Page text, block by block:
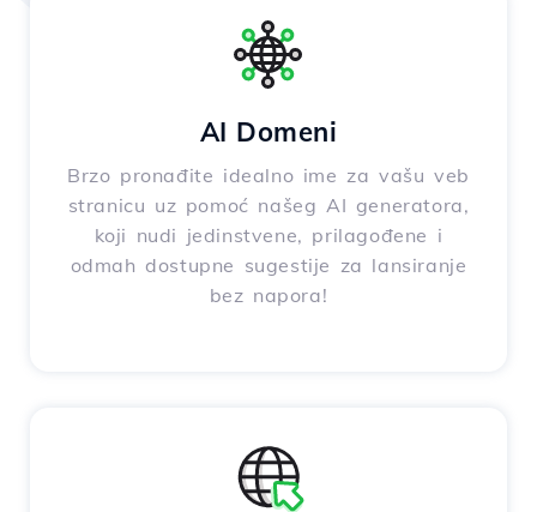
AI Domeni
Brzo pronađite idealno ime za vašu veb
stranicu uz pomoć našeg AI generatora,
koji nudi jedinstvene, prilagođene i
odmah dostupne sugestije za lansiranje
bez napora!